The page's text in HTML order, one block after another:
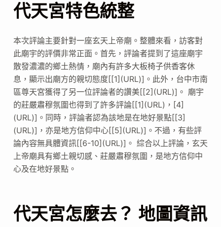
代天宮特色統整
本次評論主要針對一座玄天上帝廟。整體來看，訪客對
此廟宇的評價非常正面。首先，評論者提到了這座廟宇
散發濃濃的鄉土熱情，廟內有許多大板椅子供香客休
息，顯示出廟方的親切態度[[1](URL)]。此外，台中市南
區尊天宮獲得了另一位評論者的讚美[[2](URL)]。 廟宇
的莊嚴肅穆氛圍也得到了許多評論[[1](URL)，[4]
(URL)]。同時，評論者認為該地是在地好景點[[3]
(URL)]，亦是地方信仰中心[[5](URL)]。不過，有些評
論內容無具體資訊[[6-10](URL)]。 綜合以上評論，玄天
上帝廟具有鄉土親切感、莊嚴肅穆氛圍，是地方信仰中
心及在地好景點。
代天宮怎麼去？ 地圖資訊